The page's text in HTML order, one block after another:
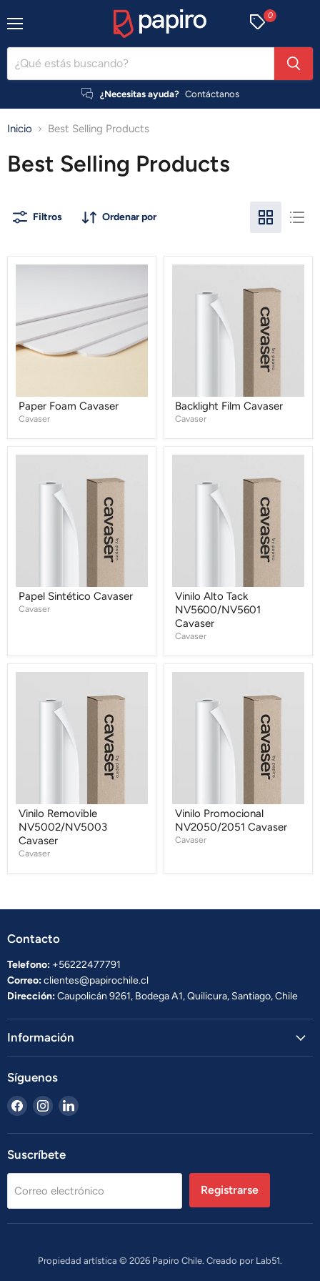
¿Necesitas ayuda? Contáctanos
0
Inicio Best Selling Products
Best Selling Products
Filtros Ordenar por
Paper Foam Cavaser
Cavaser
Cavaser
Backlight Film Cavaser
Cavaser
Cavaser
Papel Sintético Cavaser
Cavaser
NV5600/NV5601
Vinilo Alto Tack
NV5600/NV5601
Cavaser
Cavaser
NV5002/NV5003
Vinilo Removible
NV5002/NV5003
Cavaser
Cavaser
NV2050/2051
Vinilo Promocional
NV2050/2051 Cavaser
Cavaser
Contacto
Telefono: +56222477791
Correo:clientes@papirochile.cl
Dirección:Caupolicán 9261, Bodega A1, Quilicura, Santiago, Chile
Información
Síguenos
Encuéntrenos
en
Facebook
Encuéntrenos
en
Instagram
Encuéntrenos
LinkedIn
Suscríbete
Correo electrónico Registrarse
Propiedad artística © 2026 Papiro Chile. Creado por Lab51.